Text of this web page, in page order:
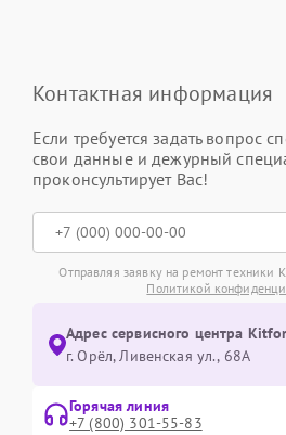
Контактная информация
Если требуется задать вопрос
свои данные и дежурный
проконсультирует Вас!
Отправляя заявку на ремонт техники
Политикой
Адрес сервисного центра
г. Орёл, Ливенская ул., 68А
Горячая линия
+7 (800) 301-55-83